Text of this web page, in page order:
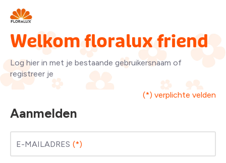
Welkom floralux friend
Log hier in met je bestaande gebruikersnaam of
registreer je
(*) verplichte velden
Aanmelden
E-MAILADRES